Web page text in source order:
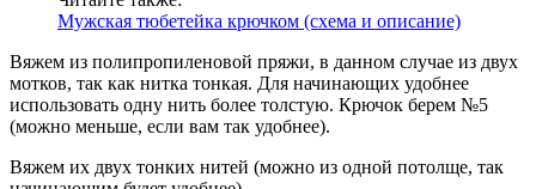
Мужская тюбетейка крючком (схема и описание)
Вяжем из полипропиленовой пряжи, в данном случае из двух
мотков, так как нитка тонкая. Для начинающих удобнее
использовать одну нить более толстую. Крючок берем №5
(можно меньше, если вам так удобнее).
Вяжем их двух тонких нитей (можно из одной потолще, так